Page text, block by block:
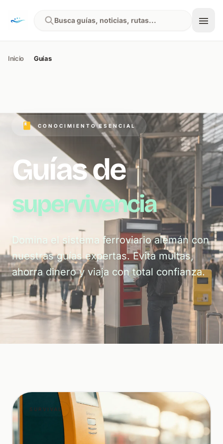
Busca guías, noticias, rutas...
Inicio Guías
CONOCIMIENTO ESENCIAL
Guías de
supervivencia
Domina el sistema ferroviario alemán con
nuestras guías expertas. Evita multas,
ahorra dinero y viaja con total confianza.
SURVIVAL